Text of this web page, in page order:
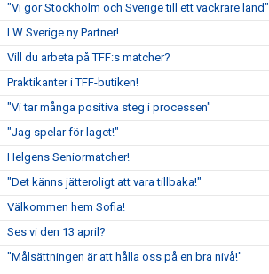
"Vi gör Stockholm och Sverige till ett vackrare land"
LW Sverige ny Partner!
Vill du arbeta på TFF:s matcher?
Praktikanter i TFF-butiken!
"Vi tar många positiva steg i processen"
"Jag spelar för laget!"
Helgens Seniormatcher!
"Det känns jätteroligt att vara tillbaka!"
Välkommen hem Sofia!
Ses vi den 13 april?
"Målsättningen är att hålla oss på en bra nivå!"